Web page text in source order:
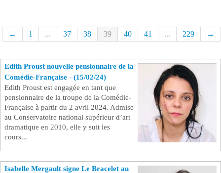
Agenda
Abonnement▼
Se connecter
← 1 ... 37 38 39 40 41 ... 229 →
Edith Proust nouvelle pensionnaire de la
Comédie-Française - (15/02/24)
Edith Proust est engagée en tant que
pensionnaire de la troupe de la Comédie-
Française à partir du 2 avril 2024. Admise
au Conservatoire national supérieur d’art
dramatique en 2010, elle y suit les
cours...
Isabelle Mergault signe Le Bracelet au